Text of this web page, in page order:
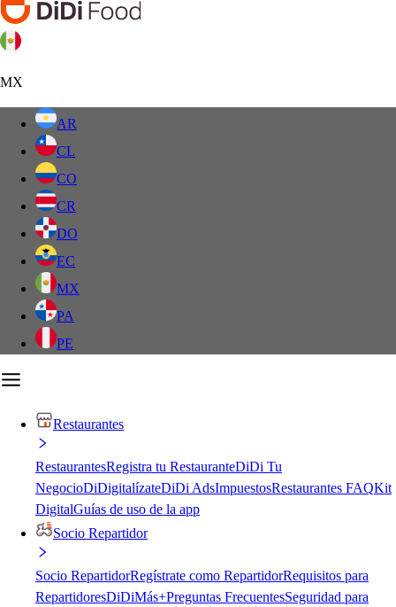
MX
AR
CL
CO
CR
DO
EC
MX
PA
PE
Restaurantes
RestaurantesRegistra tu RestauranteDiDi Tu
NegocioDiDigitalízateDiDi AdsImpuestosRestaurantes FAQKit
DigitalGuías de uso de la app
Socio Repartidor
Socio RepartidorRegístrate como RepartidorRequisitos para
RepartidoresDiDiMás+Preguntas FrecuentesSeguridad para